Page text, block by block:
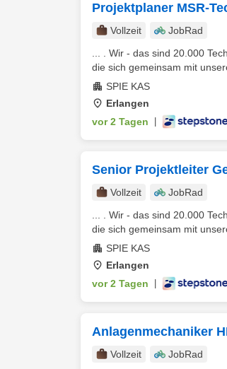
Projektplaner MSR-
Vollzeit
JobRad
... . Wir - das sind 20.000
die sich gemeinsam mit
SPIE KAS
Erlangen
vor 2 Tagen
Senior Projektleiter
Vollzeit
JobRad
... . Wir - das sind 20.000
die sich gemeinsam mit
SPIE KAS
Erlangen
vor 2 Tagen
Anlagenmechaniker
Vollzeit
JobRad